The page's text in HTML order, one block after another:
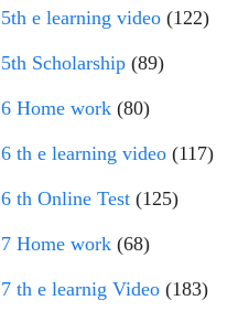
5th e learning video(122)
5th Scholarship(89)
6 Home work(80)
6 th e learning video(117)
6 th Online Test(125)
7 Home work(68)
7 th e learnig Video(183)